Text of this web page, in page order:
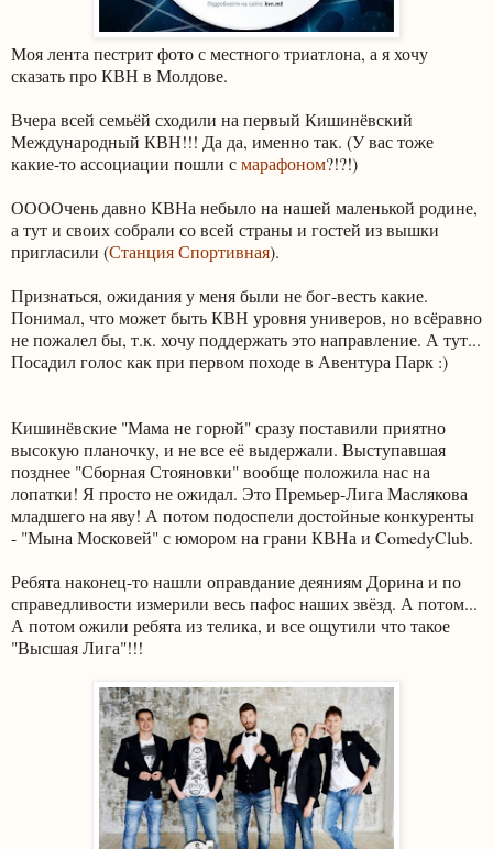
Моя лента пестрит фото с местного триатлона, а я хочу
сказать про КВН в Молдове.
Вчера всей семьёй сходили на первый Кишинёвский
Международный КВН!!! Да да, именно так. (У вас тоже
какие-то ассоциации пошли смарафоном?!?!)
ООООчень давно КВНа небыло на нашей маленькой родине,
а тут и своих собрали со всей страны и гостей из вышки
пригласили (Станция Спортивная).
Признаться, ожидания у меня были не бог-весть какие.
Понимал, что может быть КВН уровня универов, но всёравно
не пожалел бы, т.к. хочу поддержать это направление. А тут...
Посадил голос как при первом походе в Авентура Парк :)
Кишинёвские "Мама не горюй" сразу поставили приятно
высокую планочку, и не все её выдержали. Выступавшая
позднее "Сборная Стояновки" вообще положила нас на
лопатки! Я просто не ожидал. Это Премьер-Лига Маслякова
младшего на яву! А потом подоспели достойные конкуренты
- "Мына Московей" с юмором на грани КВНа и ComedyClub.
Ребята наконец-то нашли оправдание деяниям Дорина и по
справедливости измерили весь пафос наших звёзд. А потом...
А потом ожили ребята из телика, и все ощутили что такое
"Высшая Лига"!!!